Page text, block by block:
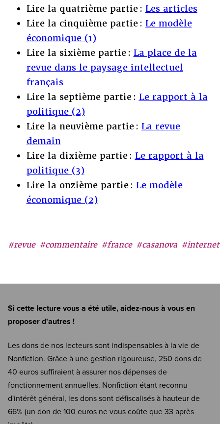
#revue #commentaire #france #casanova #internet
Lire la quatrième partie : Les articles
Lire la cinquième partie : Le modèle
économique (1)
Lire la sixième partie : La place de la
revue dans le paysage intellectuel
français
Lire la septième partie : Le rapport à la
politique (2)
Lire la neuvième partie : La revue
demain
Lire la dixième partie : Le rapport à la
politique (3)
Lire la onzième partie : Le modèle
économique (2)
Si cette lecture vous a été utile, aidez-nous à vous en
proposer d'autres !
Les dons de nos lecteurs sont indispensables à la vie de
Nonfiction. Grâce à une gestion rigoureuse, 250 dons de
40 euros suffiraient à assurer nos dépenses de
fonctionnement annuelles. Nonfiction étant reconnu
d'intérêt général, les dons sont défiscalisés à hauteur de
66% (un don de 100 euros ne vous coûte que 33 après